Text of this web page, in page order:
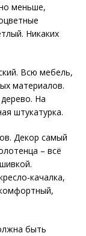
меньше,
Никаких
Всю мебель,
материалов.
На
штукатурка.
Декор самый
– всё
качалка,
быть